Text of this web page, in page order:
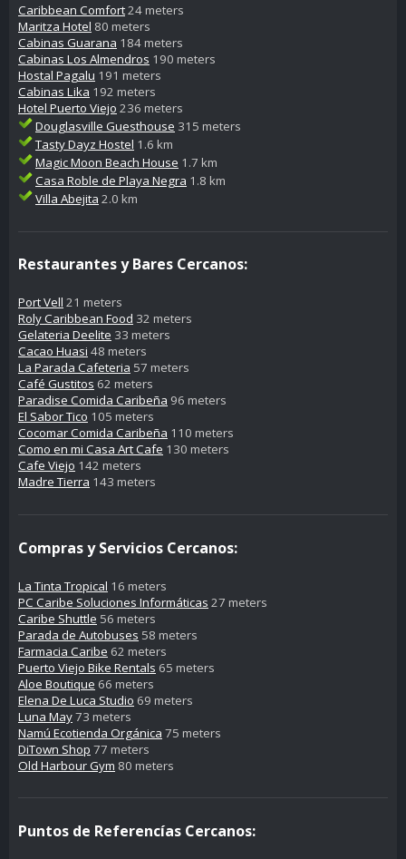
Caribbean Comfort24 meters
Maritza Hotel 80 meters
Cabinas Guarana 184 meters
Cabinas Los Almendros 190 meters
Hostal Pagalu 191 meters
Cabinas Lika 192 meters
Hotel Puerto Viejo 236 meters
Douglasville Guesthouse 315 meters
Tasty Dayz Hostel 1.6 km
Magic Moon Beach House 1.7 km
Casa Roble de Playa Negra 1.8 km
Villa Abejita 2.0 km
Restaurantes y Bares Cercanos:
Port Vell 21 meters
Roly Caribbean Food 32 meters
Gelateria Deelite 33 meters
Cacao Huasi 48 meters
La Parada Cafeteria 57 meters
Café Gustitos 62 meters
Paradise Comida Caribeña 96 meters
El Sabor Tico 105 meters
Cocomar Comida Caribeña 110 meters
Como en mi Casa Art Cafe 130 meters
Cafe Viejo 142 meters
Madre Tierra 143 meters
Compras y Servicios Cercanos:
La Tinta Tropical 16 meters
PC Caribe Soluciones Informáticas 27 meters
Caribe Shuttle 56 meters
Parada de Autobuses 58 meters
Farmacia Caribe 62 meters
Puerto Viejo Bike Rentals 65 meters
Aloe Boutique 66 meters
Elena De Luca Studio 69 meters
Luna May73 meters
Namú Ecotienda Orgánica 75 meters
DiTown Shop 77 meters
Old Harbour Gym 80 meters
Puntos de Referencías Cercanos: